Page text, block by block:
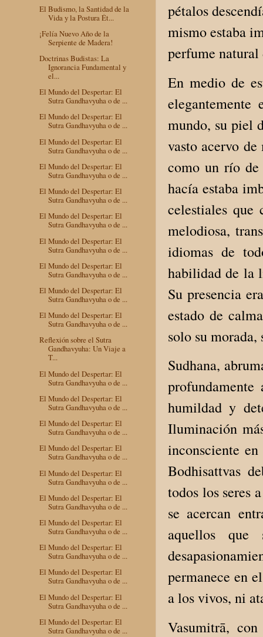
pétalos
mismo estaba
perfume
En medio de
mundo, su piel
vasto acervo
como un río de
hacía estaba
celestiales que
melodiosa,
idiomas de
habilidad de la
Su presencia
estado de
solo su morada,
Sudhana,
humildad y
Iluminación
inconsciente
Bodhisattvas
todos los seres
se acercan
aquellos
permanece en
a los vivos, ni
Vasumitrā,
El Budismo, la Santidad de la
Vida y la Postura Ét...
¡Felía Nuevo Año de la
Serpiente de Madera!
Doctrinas Budistas: La
Ignorancia Fundamental y
el...
El Mundo del Despertar: El
Sutra Gandhavyuha o de ...
El Mundo del Despertar: El
Sutra Gandhavyuha o de ...
El Mundo del Despertar: El
Sutra Gandhavyuha o de ...
El Mundo del Despertar: El
Sutra Gandhavyuha o de ...
El Mundo del Despertar: El
Sutra Gandhavyuha o de ...
El Mundo del Despertar: El
Sutra Gandhavyuha o de ...
El Mundo del Despertar: El
Sutra Gandhavyuha o de ...
El Mundo del Despertar: El
Sutra Gandhavyuha o de ...
El Mundo del Despertar: El
Sutra Gandhavyuha o de ...
El Mundo del Despertar: El
Sutra Gandhavyuha o de ...
Reflexión sobre el Sutra
Gandhavyuha: Un Viaje a
T...
El Mundo del Despertar: El
Sutra Gandhavyuha o de ...
El Mundo del Despertar: El
Sutra Gandhavyuha o de ...
El Mundo del Despertar: El
Sutra Gandhavyuha o de ...
El Mundo del Despertar: El
Sutra Gandhavyuha o de ...
El Mundo del Despertar: El
Sutra Gandhavyuha o de ...
El Mundo del Despertar: El
Sutra Gandhavyuha o de ...
El Mundo del Despertar: El
Sutra Gandhavyuha o de ...
El Mundo del Despertar: El
Sutra Gandhavyuha o de ...
El Mundo del Despertar: El
Sutra Gandhavyuha o de ...
El Mundo del Despertar: El
Sutra Gandhavyuha o de ...
El Mundo del Despertar: El
Sutra Gandhavyuha o de ...